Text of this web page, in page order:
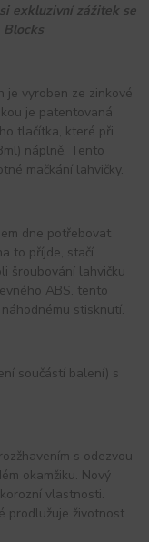
exkluzivní zážitek se
Blocks
je vyroben ze zinkové
je patentovaná
tlačítka, které při
náplně. Tento
mačkání lahvičky.
dne potřebovat
to příjde, stačí
šroubování lahvičku
ABS. tento
stisknutí.
součástí balení) s
s odezvou
okamžiku. Nový
vlastnosti.
prodlužuje životnost